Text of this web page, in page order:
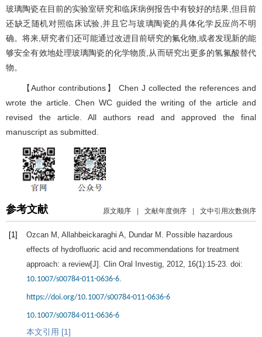
玻璃陶瓷在目前的实验室研究和临床病例报告中有较好的结果,但目前
还缺乏随机对照临床试验,并且它与玻璃陶瓷的具体化学反应尚不明
确。将来,研究者们还可能通过改进目前研究的氟化物,或者发现新的能
够安全有效地处理玻璃陶瓷的化学物质,从而研究出更多的氢氟酸替代
物。
【Author contributions】 Chen J collected the references and
wrote the article. Chen WC guided the writing of the article and
revised the article. All authors read and approved the final
manuscript as submitted.
参考文献 原文顺序 | 文献年度倒序 | 文中引用次数倒序
[1] Ozcan M Allahbeickaraghi A Dundar M.
Possible hazardous
effects of hydrofluoric acid and recommendations for treatment
approach: a review[J]. Clin Oral Investig 2012 16(1):15-23. doi:
10.1007/s00784-011-0636-6
https://doi.org/10.1007/s00784-011-0636-6
10.1007/s00784-011-0636-6
本文引用 [1]